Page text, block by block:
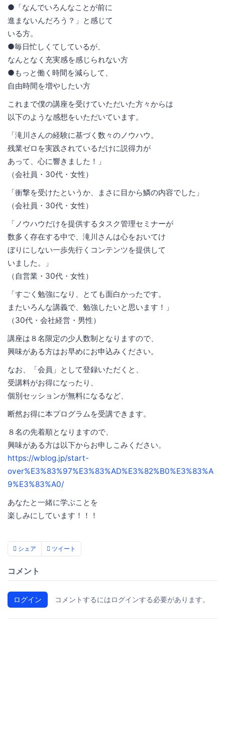
●「なんでいろんなことが前に
進まないんだろう？」と感じて
いる方。
●毎日忙しくてしているが、
なんとなく充実感を感じられない方
●もっと働く時間を減らして、
自由時間を増やしたい方
これまで僕の講座を受けていただいた方々からは
以下のような感想をいただいています。
「滝川さんの経験に基づく数々のノウハウ。
残業ゼロを実践されているだけに説得力が
あって、心に響きました！」
（会社員・30代・女性）
「衝撃を受けたというか、まさに目から鱗の内容でした」
（会社員・30代・女性）
「ノウハウだけを提供するタスク管理セミナーが
数多く存在する中で、滝川さんは心をおいてけ
ぼりにしない一歩先行くコンテンツを提供して
いました。」
（自営業・30代・女性）
「すごく勉強になり、とても面白かったです。
またいろんな講義で、勉強したいと思います！」
（30代・会社経営・男性）
講座は８名限定の少人数制となりますので、
興味がある方はお早めにお申込みください。
なお、「会員」として登録いただくと、
受講料がお得になったり、
個別セッションが無料になるなど、
断然お得に本プログラムを受講できます。
８名の先着順となりますので、
興味がある方は以下からお申しこみください。
https://wblog.jp/start-
over%E3%83%97%E3%83%AD%E3%82%B0%E3%83%A
9%E3%83%A0/
あなたと一緒に学ぶことを
楽しみにしています！！！
シェア ツイート
コメント
ログイン コメントするにはログインする必要があります。